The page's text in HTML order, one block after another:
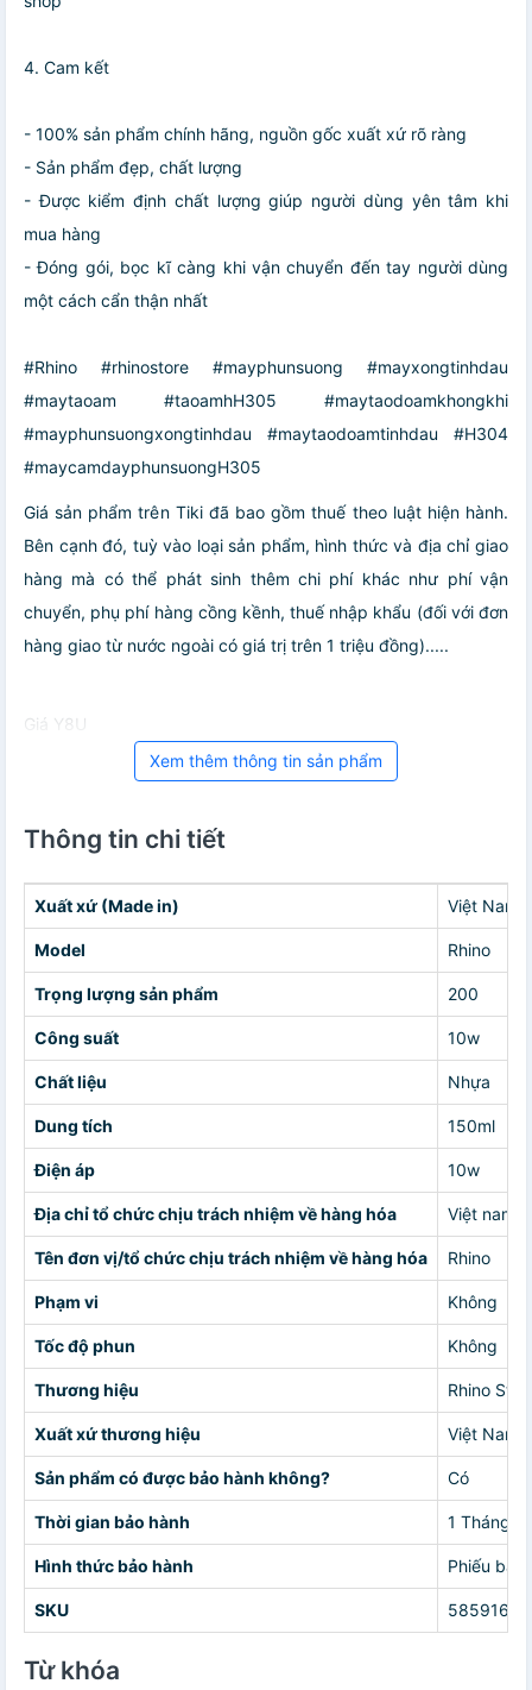
4. Cam kết
- 100% sản phẩm chính hãng, nguồn gốc xuất xứ rõ ràng
- Sản phẩm đẹp, chất lượng
- Được kiểm định chất lượng giúp người dùng yên tâm khi
mua hàng
- Đóng gói, bọc kĩ càng khi vận chuyển đến tay người dùng
một cách cẩn thận nhất
#Rhino #rhinostore #mayphunsuong #mayxongtinhdau
#maytaoam #taoamhH305 #maytaodoamkhongkhi
#mayphunsuongxongtinhdau #maytaodoamtinhdau #H304
#maycamdayphunsuongH305
Giá sản phẩm trên Tiki đã bao gồm thuế theo luật hiện hành.
Bên cạnh đó, tuỳ vào loại sản phẩm, hình thức và địa chỉ giao
hàng mà có thể phát sinh thêm chi phí khác như phí vận
chuyển, phụ phí hàng cồng kềnh, thuế nhập khẩu (đối với đơn
hàng giao từ nước ngoài có giá trị trên 1 triệu đồng).....
Giá Y8U
Xem thêm thông tin sản phẩm
Thông tin chi tiết
Xuất xứ (Made in) Việt Nam/
Model Rhino
Trọng lượng sản phẩm 200
Công suất 10w
Chất liệu Nhựa
Dung tích 150ml
Điện áp 10w
Địa chỉ tổ chức chịu trách nhiệm về hàng hóa Việt nam
Tên đơn vị/tổ chức chịu trách nhiệm về hàng hóa Rhino
Phạm vi Không
Tốc độ phun Không
Thương hiệu Rhino
Xuất xứ thương hiệu Việt Nam
Sản phẩm có được bảo hành không? Có
Thời gian bảo hành 1 Tháng
Hình thức bảo hành Phiếu bảo
SKU
Từ khóa